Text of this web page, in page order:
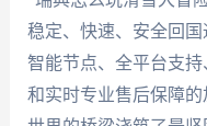
稳定、快速、安全回
智能节点、全平台支
和实时专业售后保障